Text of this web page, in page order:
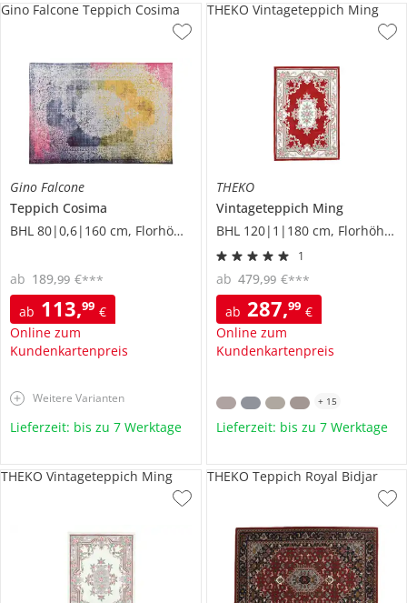
Gino Falcone
Teppich Cosima
BHL 80|0,6|160 cm, Florhöhe 0,3 cm
ab 113,99 €
Online zum
Kundenkartenpreis
ab 189,99 €***
Gino Falcone Teppich Cosima
Weitere Varianten
Lieferzeit: bis zu 7 Werktage
THEKO
Vintageteppich Ming
BHL 120|1|180 cm, Florhöhe 1 cm
1
ab 287,99 €
Online zum
Kundenkartenpreis
ab 479,99 €***
THEKO Vintageteppich Ming
+ 15
Lieferzeit: bis zu 7 Werktage
THEKO Vintageteppich Ming THEKO Teppich Royal Bidjar